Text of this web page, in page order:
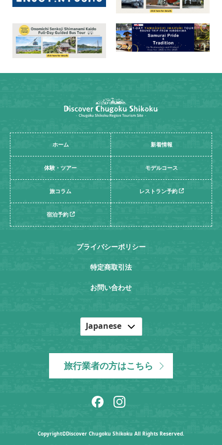
ホーム 新着情報
体験・ツアー モデルコース
旅コラム レストラン予約
宿泊予約
プライバシーポリシー
特定商取引法
お問い合わせ
Japanese
Korean
Chinese
旅行業者の方はこちら
Copyright©Discover Chugoku Shikoku All Rights Reserved.